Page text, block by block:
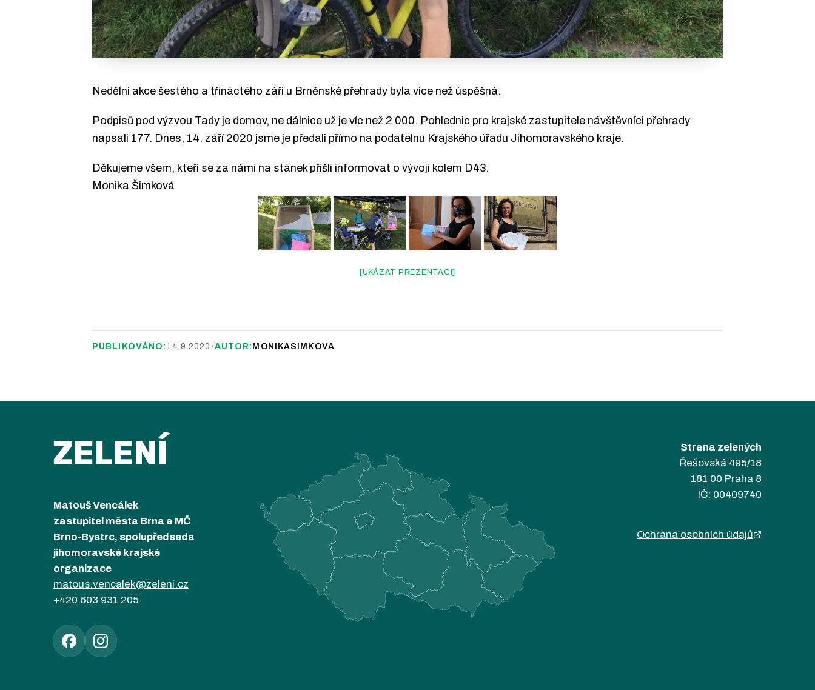
Nedělní akce šestého a třináctého září u Brněnské přehrady byla více než úspěšná.
Podpisů pod výzvou Tady je domov, ne dálnice už je víc než 2 000. Pohlednic pro krajské zastupitele návštěvníci přehrady
napsali 177. Dnes, 14. září 2020 jsme je předali přímo na podatelnu Krajského úřadu Jihomoravského kraje.
Děkujeme všem, kteří se za námi na stánek přišli informovat o vývoji kolem D43.
Monika Šimková
[UKÁZAT PREZENTACI]
PUBLIKOVÁNO: 14.9.2020 •AUTOR: MONIKASIMKOVA
ZELENÍ
Matouš Vencálek
zastupitel města Brna a MČ
Brno-Bystrc, spolupředseda
jihomoravské krajské
organizace
matous.vencalek@zeleni.cz
+420 603 931 205
Strana zelených
Řešovská 495/18
181 00 Praha 8
IČ: 00409740
Ochrana osobních údajů